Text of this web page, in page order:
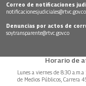
Correo de notificaciones
notificacionesjudiciales@rtvc.gov.co
Denuncias por actos de
soytransparente@rtvc.gov.co
Horario de
Lunes a viernes de 8:30
de Medios Públicos, Carrera